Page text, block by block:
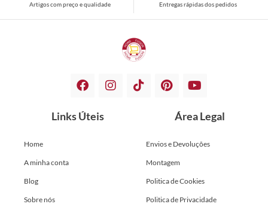
Artigos com preço e qualidade Entregas rápidas dos pedidos
Links Úteis
Home
A minha conta
Blog
Sobre nós
Área Legal
Envios e Devoluções
Montagem
Politica de Cookies
Politica de Privacidade